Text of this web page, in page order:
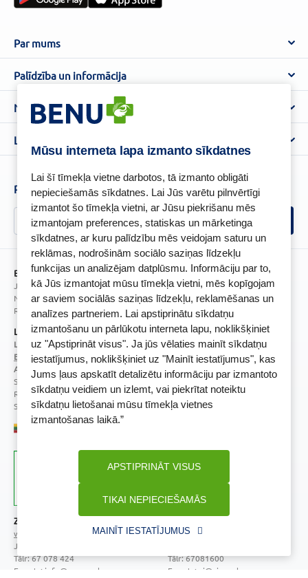
Mūsu interneta lapa izmanto sīkdatnes
Lai šī tīmekļa vietne darbotos, tā izmanto obligāti
nepieciešamās sīkdatnes. Lai Jūs varētu pilnvērtīgi
izmantot šo tīmekļa vietni, ar Jūsu piekrišanu mēs
izmantojam preferences, statiskas un mārketinga
sīkdatnes, ar kuru palīdzību mēs veidojam saturu un
reklāmas, nodrošinām sociālo saziņas līdzekļu
funkcijas un analizējam datplūsmu. Informāciju par to,
kā Jūs izmantojat mūsu tīmekļa vietni, mēs kopīgojam
ar saviem sociālās saziņas līdzekļu, reklamēšanas un
analīzes partneriem. Lai apstiprinātu sīkdatņu
izmantošanu un pārlūkotu interneta lapu, noklikšķiniet
uz "Apstiprināt visus". Ja jūs vēlaties mainīt sīkdatņu
iestatījumus, noklikšķiniet uz "Mainīt iestatījumus", kas
Jums ļaus apskatīt detalizētu informāciju par izmantoto
sīkdatņu veidiem un izlemt, vai piekrītat noteiktu
sīkdatņu lietošanai mūsu tīmekļa vietnes
izmantošanas laikā.”
TIKAI NEPIECIEŠAMĀS
APSTIPRINĀT VISUS
MAINĪT IESTATĪJUMUS
Par mums
Par BENU
Benu Blogs
Aptiekas
Palīdzība un informācija
BENU Aptieka kontakti
Piegāde
Biežāk uzdotie jautājumi
Noteikumi
Lietošanas noteikumi
Atteikuma tiesību veidlapa
Privātuma politika
Sīkfailu politika
Videonovērošanas politika
Lojalitātes programma
Senioru priekšrocības
Īpašās priekšrocības
BENU lietotne
BENU lojalitātes programmas noteikumi
Piesakies un esi pirmais, kas uzzina BENU jaunumus!
BENU Aptieka Latvija, SIA
Juridiskā adrese / Faktiskā adrese:
Noliktavu iela 5, Dreiliņi, Stopiņu novads, LV-2130
Reģistrācijas Nr.: 40003252167
Licence
Licences numurs:A00010
E-aptiekas kontakti
Aptiekas vadītāja:
Sertificēta farmaceite: Jeļena Gončarova
Reģistrācijas Nr.: F-0834
Sertifikāta Nr.: 092.2020
Zāļu valsts aģentūra
www.zva.gov.lv
Jersikas iela 15, Rīga
Tālr: 67 078 424
E-pasts: info@zva.gov.lv
www.vi.gov.lv
Tālr: 67081600
E-pasts: vi@vi.gov.lv